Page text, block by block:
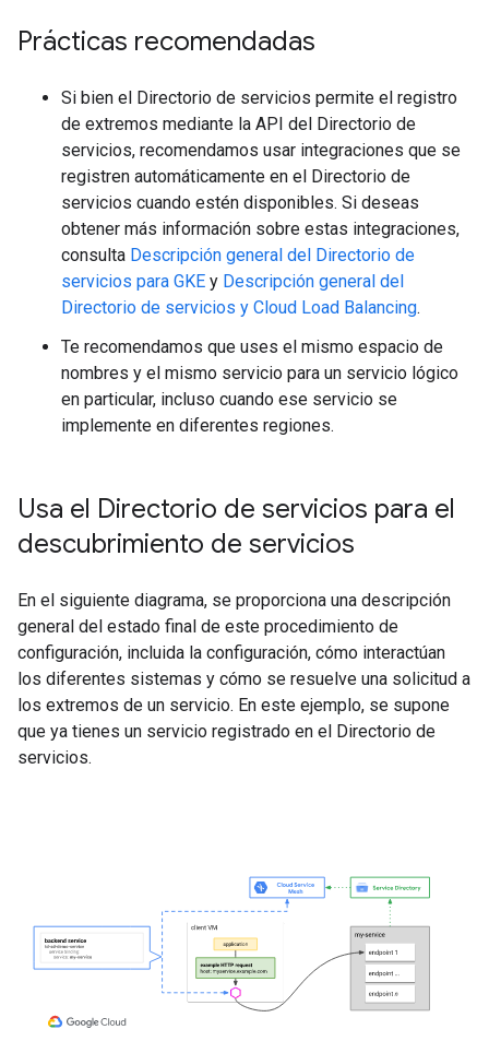
Prácticas recomendadas
Si bien el Directorio de servicios permite el registro
de extremos mediante la API del Directorio de
servicios, recomendamos usar integraciones que se
registren automáticamente en el Directorio de
servicios cuando estén disponibles. Si deseas
obtener más información sobre estas integraciones,
consulta Descripción general del Directorio de
servicios para GKE y Descripción general del
Directorio de servicios y Cloud Load Balancing.
Te recomendamos que uses el mismo espacio de
nombres y el mismo servicio para un servicio lógico
en particular, incluso cuando ese servicio se
implemente en diferentes regiones.
Usa el Directorio de servicios para el
descubrimiento de servicios
En el siguiente diagrama, se proporciona una descripción
general del estado final de este procedimiento de
configuración, incluida la configuración, cómo interactúan
los diferentes sistemas y cómo se resuelve una solicitud a
los extremos de un servicio. En este ejemplo, se supone
que ya tienes un servicio registrado en el Directorio de
servicios.